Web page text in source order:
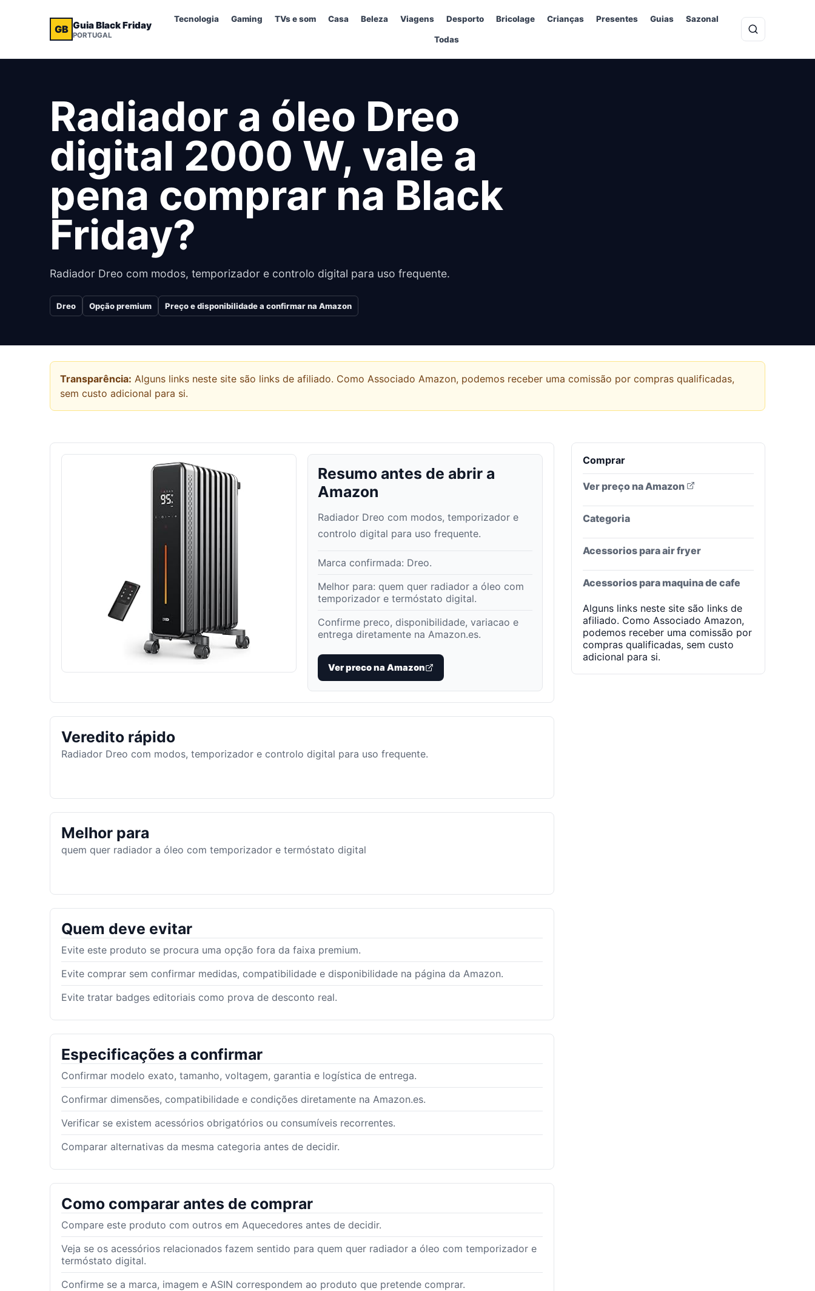
GB Guia Black Friday
PORTUGAL
Tecnologia Gaming TVs e som Casa Beleza Viagens Desporto Bricolage Crianças Presentes Guias Sazonal
Todas
Radiador a óleo Dreo
digital 2000 W, vale a
pena comprar na Black
Friday?
Radiador Dreo com modos, temporizador e controlo digital para uso frequente.
Dreo Opção premium Preço e disponibilidade a confirmar na Amazon
Transparência: Alguns links neste site são links de afiliado. Como Associado Amazon, podemos receber uma comissão por compras qualificadas,
sem custo adicional para si.
Resumo antes de abrir a
Amazon
Radiador Dreo com modos, temporizador e
controlo digital para uso frequente.
Marca confirmada: Dreo.
Melhor para: quem quer radiador a óleo com
temporizador e termóstato digital.
Confirme preco, disponibilidade, variacao e
entrega diretamente na Amazon.es.
Ver preco na Amazon
Veredito rápido
Radiador Dreo com modos, temporizador e controlo digital para uso frequente.
Melhor para
quem quer radiador a óleo com temporizador e termóstato digital
Quem deve evitar
Evite este produto se procura uma opção fora da faixa premium.
Evite comprar sem confirmar medidas, compatibilidade e disponibilidade na página da Amazon.
Evite tratar badges editoriais como prova de desconto real.
Especificações a confirmar
Confirmar modelo exato, tamanho, voltagem, garantia e logística de entrega.
Confirmar dimensões, compatibilidade e condições diretamente na Amazon.es.
Verificar se existem acessórios obrigatórios ou consumíveis recorrentes.
Comparar alternativas da mesma categoria antes de decidir.
Como comparar antes de comprar
Compare este produto com outros em Aquecedores antes de decidir.
Veja se os acessórios relacionados fazem sentido para quem quer radiador a óleo com temporizador e
termóstato digital.
Confirme se a marca, imagem e ASIN correspondem ao produto que pretende comprar.
Comprar
Ver preço na Amazon
Categoria
Acessorios para air fryer
Acessorios para maquina de cafe
Alguns links neste site são links de
afiliado. Como Associado Amazon,
podemos receber uma comissão por
compras qualificadas, sem custo
adicional para si.